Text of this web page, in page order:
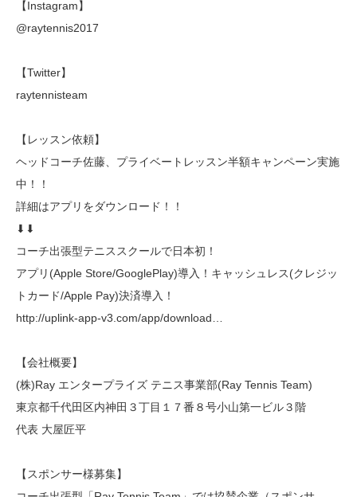
【Instagram】
@raytennis2017
【Twitter】
raytennisteam
【レッスン依頼】
ヘッドコーチ佐藤、プライベートレッスン半額キャンペーン実施
中！！
詳細はアプリをダウンロード！！
⬇︎⬇︎
コーチ出張型テニススクールで日本初！
アプリ(Apple Store/GooglePlay)導入！キャッシュレス(クレジッ
トカード/Apple Pay)決済導入！
http://uplink-app-v3.com/app/download…
【会社概要】
(株)Ray エンタープライズ テニス事業部(Ray Tennis Team)
東京都千代田区内神田３丁目１７番８号小山第一ビル３階
代表 大屋匠平
【スポンサー様募集】